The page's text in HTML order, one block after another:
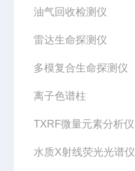
油气回收检测仪
雷达生命探测仪
多模复合生命探测仪
离子色谱柱
TXRF微量元素分析仪
水质X射线荧光光谱仪